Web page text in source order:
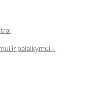
ir palaikymui –